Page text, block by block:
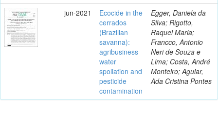
jun-2021
Ecocide in the
cerrados
(Brazilian
savanna):
agribusiness
water
spoliation and
pesticide
contamination
Egger, Daniela da
Silva; Rigotto,
Raquel Maria;
Francco, Antonio
Neri de Souza e
Lima; Costa, André
Monteiro; Aguiar,
Ada Cristina Pontes